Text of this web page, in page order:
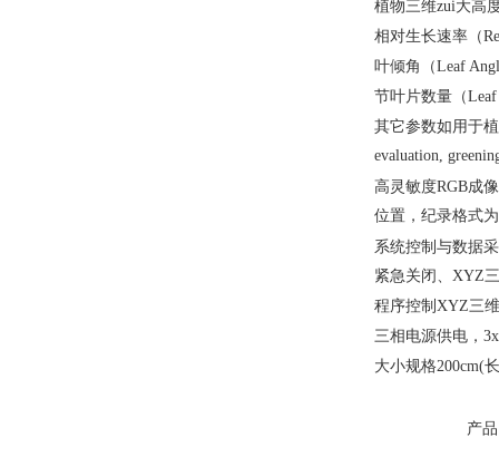
植物三维zui大高
相对生长速率（
叶倾角（Leaf
节叶片数量（Leaf
其它参数如用于
evaluation,
高灵敏度RGB成
位置，纪录格式
系统控制与数据
紧急关闭、XYZ
程序控制XYZ三
三相电源供电，
大小规格200cm(
产